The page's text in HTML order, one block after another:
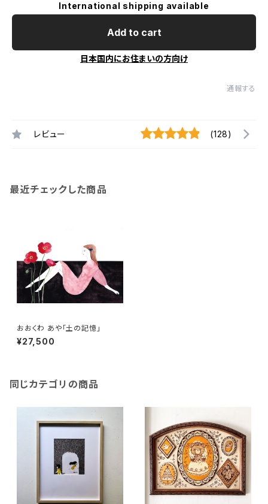
International shipping available
Add to cart
日本国内にお住まいの方向け
通報する
レビュー (128)
最近チェックした商品
おおくわ あや「土の記憶」
¥27,500
同じカテゴリの商品